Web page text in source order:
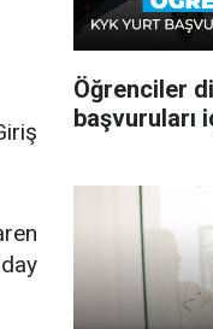
Öğrenciler
başvuruları